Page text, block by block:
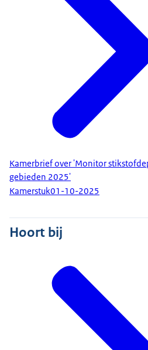
Kamerbrief over 'Monitor
gebieden 2025'
Kamerstuk01-10-2025
Hoort bij